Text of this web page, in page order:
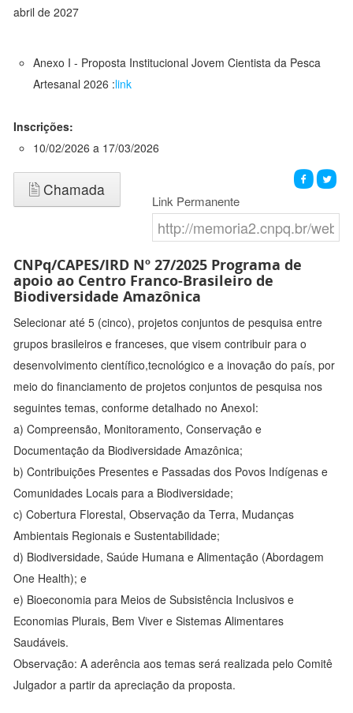
abril de 2027
Anexo I - Proposta Institucional Jovem Cientista da Pesca
Artesanal 2026 :link
Inscrições:
10/02/2026 a 17/03/2026
Chamada
Link Permanente
CNPq/CAPES/IRD Nº 27/2025 Programa de
apoio ao Centro Franco-Brasileiro de
Biodiversidade Amazônica
Selecionar até 5 (cinco), projetos conjuntos de pesquisa entre
grupos brasileiros e franceses, que visem contribuir para o
desenvolvimento científico,tecnológico e a inovação do país, por
meio do financiamento de projetos conjuntos de pesquisa nos
seguintes temas, conforme detalhado no AnexoI:
a) Compreensão, Monitoramento, Conservação e
Documentação da Biodiversidade Amazônica;
b) Contribuições Presentes e Passadas dos Povos Indígenas e
Comunidades Locais para a Biodiversidade;
c) Cobertura Florestal, Observação da Terra, Mudanças
Ambientais Regionais e Sustentabilidade;
d) Biodiversidade, Saúde Humana e Alimentação (Abordagem
One Health); e
e) Bioeconomia para Meios de Subsistência Inclusivos e
Economias Plurais, Bem Viver e Sistemas Alimentares
Saudáveis.
Observação: A aderência aos temas será realizada pelo Comitê
Julgador a partir da apreciação da proposta.